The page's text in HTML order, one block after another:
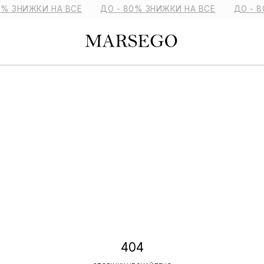
ЗНИЖКИ НА ВСЕ ДО - 80% ЗНИЖКИ НА ВСЕ ДО -
404